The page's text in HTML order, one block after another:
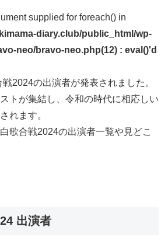
supplied for foreach() in
diary.club/public_html/wp-
neo/bravo-neo.php(12) : eval()'d
2024の出演者が発表されました。
トが集結し、令和の時代に相応しい
れます。
歌合戦2024の出演者一覧や見どこ
出演者